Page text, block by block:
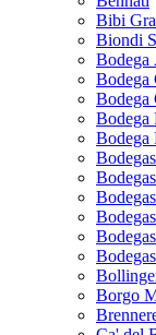
Bibi
Biondi
Bodega
Bodega
Bodega
Bodega
Bodega
Borgo